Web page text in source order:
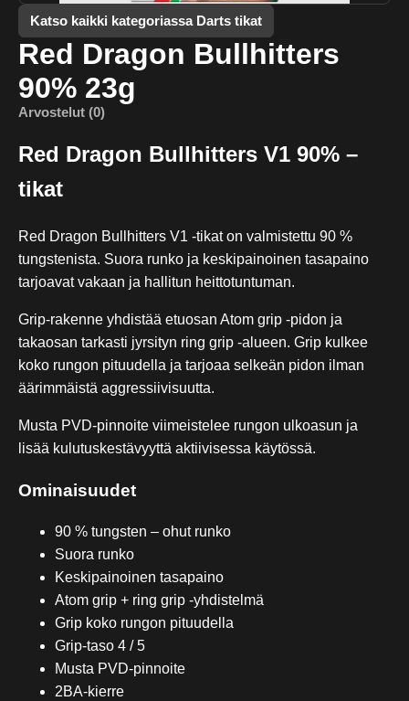
Katso kaikki kategoriassa Darts tikat
Red Dragon Bullhitters
90% 23g
Arvostelut (0)
Red Dragon Bullhitters V1 90% –
tikat
Red Dragon Bullhitters V1 -tikat on valmistettu 90 %
tungstenista. Suora runko ja keskipainoinen tasapaino
tarjoavat vakaan ja hallitun heittotuntuman.
Grip-rakenne yhdistää etuosan Atom grip -pidon ja
takaosan tarkasti jyrsityn ring grip -alueen. Grip kulkee
koko rungon pituudella ja tarjoaa selkeän pidon ilman
äärimmäistä aggressiivisuutta.
Musta PVD-pinnoite viimeistelee rungon ulkoasun ja
lisää kulutuskestävyyttä aktiivisessa käytössä.
Ominaisuudet
90 % tungsten – ohut runko
Suora runko
Keskipainoinen tasapaino
Atom grip + ring grip -yhdistelmä
Grip koko rungon pituudella
Grip-taso 4 / 5
Musta PVD-pinnoite
2BA-kierre